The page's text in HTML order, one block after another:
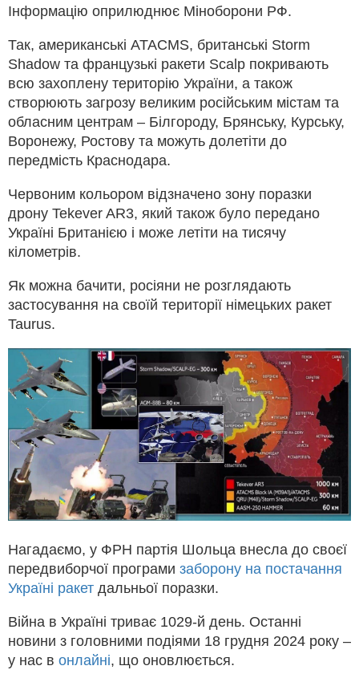
Інформацію оприлюднює Міноборони РФ.
Так, американські ATACMS, британські Storm
Shadow та французькі ракети Scalp покривають
всю захоплену територію України, а також
створюють загрозу великим російським містам та
обласним центрам – Білгороду, Брянську, Курську,
Воронежу, Ростову та можуть долетіти до
передмість Краснодара.
Червоним кольором відзначено зону поразки
дрону Tekever AR3, який також було передано
Україні Британією і може летіти на тисячу
кілометрів.
Як можна бачити, росіяни не розглядають
застосування на своїй території німецьких ракет
Taurus.
Нагадаємо, у ФРН партія Шольца внесла до своєї
передвиборчої програми заборону на постачання
Україні ракет дальньої поразки.
Війна в Україні триває 1029-й день. Останні
новини з головними подіями 18 грудня 2024 року –
у нас в онлайні, що оновлюється.